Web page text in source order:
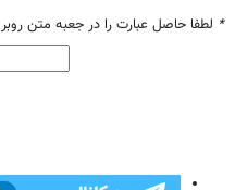
* لطفا حاصل عبارت را در جعبه متن